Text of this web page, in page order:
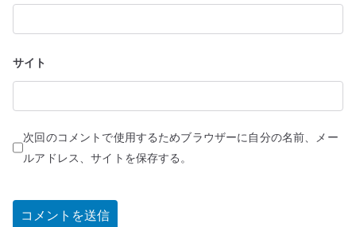
サイト
次回のコメントで使用するためブラウザーに自分の名前、メー
ルアドレス、サイトを保存する。